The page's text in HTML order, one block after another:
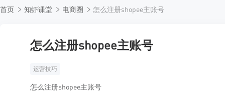
12345
首页 知虾课堂 电商圈 怎么注册shopee主账号
怎么注册shopee主账号
运营技巧
怎么注册shopee主账号